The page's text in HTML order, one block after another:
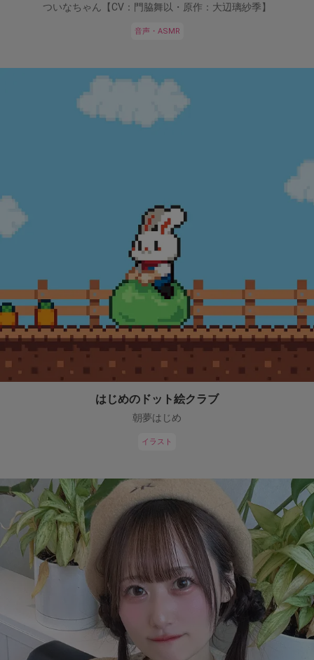
ついなちゃん【CV：門脇舞以・原作：大辺璃紗季】
音声・ASMR
はじめのドット絵クラブ
朝夢はじめ
イラスト